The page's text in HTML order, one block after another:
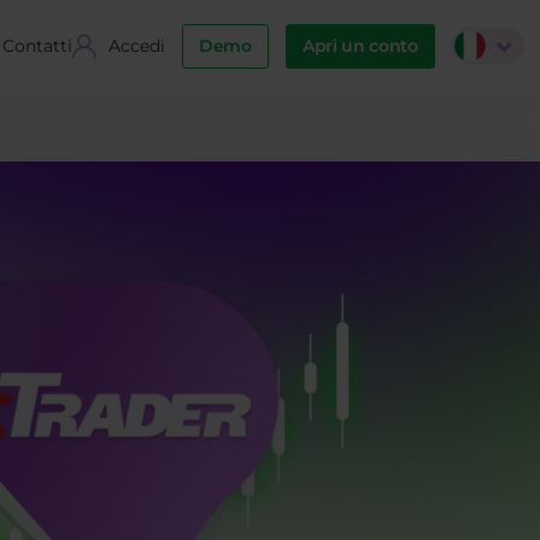
Contatti Accedi Demo Apri un conto